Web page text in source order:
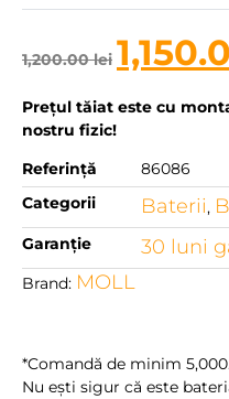
1,200.00lei
Prețul tăiat este cu
nostru fizic!
Referință
86086
Categorii
Baterii,
Garanție 30 luni
Brand: MOLL
*Comandă de minim
Nu eşti sigur că este